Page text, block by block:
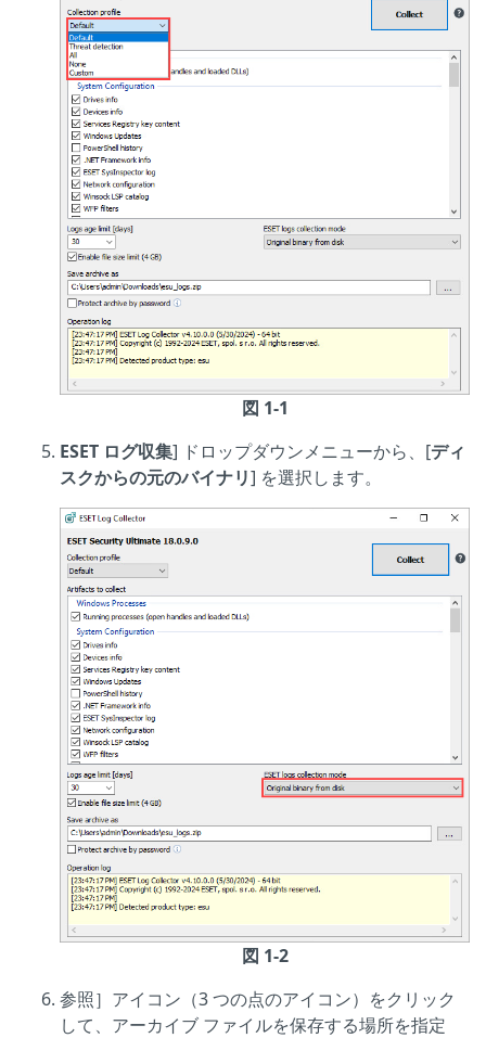
図 1-1
ESET ログ収集] ドロップダウンメニューから、[ディ
スクからの元のバイナリ] を選択します。
図 1-2
参照］アイコン（3 つの点のアイコン）をクリック
して、アーカイブ ファイルを保存する場所を指定